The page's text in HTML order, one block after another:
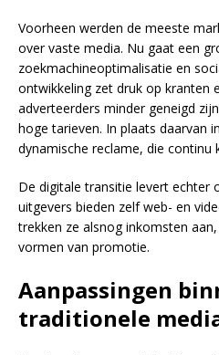
Voorheen werden de meeste
over vaste media. Nu gaat een
zoekmachineoptimalisatie en
ontwikkeling zet druk op kranten
adverteerders minder geneigd
hoge tarieven. In plaats daarvan
dynamische reclame, die continu
De digitale transitie levert echter
uitgevers bieden zelf web- en
trekken ze alsnog inkomsten
vormen van promotie.
Aanpassingen
traditionele